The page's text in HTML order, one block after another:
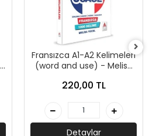
Fransızca A1-A2 Kelimeleri
(word and use) - Melisa
Yayınevi
220,00 TL
Detaylar